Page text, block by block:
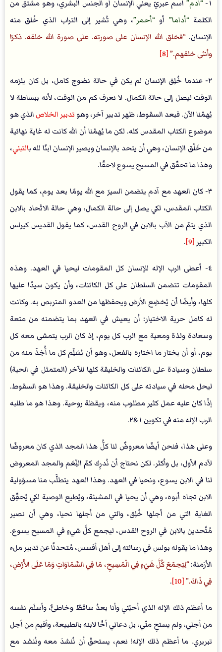
١- آدم اسم عبريّ يعني الإنسان أو الجنس البشري، وهو مشتق من
الكلمة أداما أو أحمر ، وهي تُشير إلى التراب الذي خُلق منه
الإنسان. فخلق الله الإنسان على صورته. على صورة الله خلقه. ذكرًا
وأنثى خلقهم. [8]
٢- عندما خُلِق الإنسان لم يكن في حالة نضوج كامل، بل كان يلزمه
الوقت ليصل إلى حالة الكمال. لا نعرف كم من الوقت، لأنه ببساطة لا
يُهمّنا الآن. فبعد السقوط، ظهر تدبير آخر، وهو تدبير الخلاصالذي هو
موضوع الكتاب المقدس كله. لكن ما يُهمّنا أن الله كانت له غاية نهائية
من خَلْق الإنسان، وهي أن يتحد بالإنسان ويصير الإنسان ابنًا لله بالتبني،
وهذا ما تحقّق في المسيح يسوع لاحقًا.
٣- كان العهد مع آدم يتضمن السيرَ مع الله يومًا بعد يوم، كما يقول
الكتاب المقدس، لكي يصل إلى حالة الكمال، وهي حالة الاتّحاد بالابن
الذي يتمّ من الآب بالابن في الروح القدس، كما يقول القديس كيرلس
الكبير [9]
.
٤- أعطى الرب الإله للإنسان كل المقومات ليحيا في العهد. وهذه
المقومات تتضمن السلطان على كل الكائنات، وأن يكون سيدًا عليها
كلها، وأيضًا أن يُخضِع الأرض ويحفظها من العدو المتربص به. وكانت
له كامل حرية الاختيار: أن يعيش في العهد بما يتضمنه من متعة
وسعادة ولذة ومعية مع الرب كل يوم، إذ كان الرب يتمشى معه كل
يوم، أو أن يختار ما اختاره بالفعل، وهو أن يُسَلِّم كل ما أُخِذَ منه من
سلطان وسيادة على الكائنات والخليقة كلها للآخر (المتمثل في الحية)
ليحل محله في سيادته على كل الكائنات والخليقة. وهذا هو السقوط.
إذًا كان عليه عمل كثير مطلوب منه، ويقظة روحية. وهذا هو ما طلبه
الرب الإله منه في تكوين ١&٢.
وعلى هذا، فنحن أيضًا معروضٌ لنا كلُّ هذا المجد الذي كان معروضًا
لآدم الأول، بل وأكثر. لكن نحتاج أن نُدرِك كمّ النِّعَم والمجد المعروض
لنا في الابن يسوع، ونحيا في العهد. وهذا العهد يتطلَّب منا مسؤولية
الابن تجاه أبوه، وهي أن يحيا في المشيئة، ويُطيع الوصية لكي يُحقِّق
الغاية التي من أجلها خُلِق، والتي من أجلها نحيا، وهي أن نصير
مُتَّحدين بالابن في الروح القدس، ليجمع كلَّ شيءٍ في المسيح يسوع.
وهذا ما يقوله بولس في رسالته إلى أهل أفسس، مُتحدثًا عن تدبير ملء
الأزمنة: لِيَجمَعَ كُلَّ شَيْءٍ فِي الْمَسِيحِ، مَا فِي السَّمَاوَاتِ وَمَا عَلَى الأَرْضِ،
فِي ذَاكَ. [10]
.
ما أعظم ذلك الإله الذي أحبّني وأنا بعدُ ساقطٌ وخاطئٌ، وأسلَم نفسه
من أجلي، ولم يستحِ منّي، بل دعاني أخًا لابنه بالطبيعة، وأقيم من أجل
تبريري. ما أعظم ذلك الإله! نعم، يستحقّ أن نُنشدَ معه ونُنشد مع